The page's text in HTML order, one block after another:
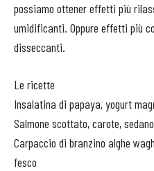
possiamo ottener effetti più
umidificanti. Oppure effetti più
disseccanti.
Le ricette
Insalatina di papaya, yogurt
Salmone scottato, carote, sedano
Carpaccio di branzino alghe
fesco